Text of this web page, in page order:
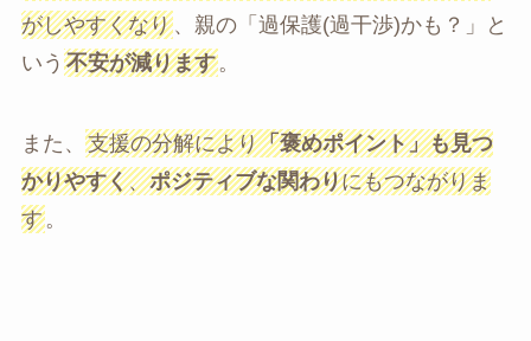
がしやすくなり、親の「過保護(過干渉)かも？」と
いう 不安が減ります。
また、 支援の分解により「褒めポイント」も見つ
かりやすく、ポジティブな関わりにもつながりま
す。